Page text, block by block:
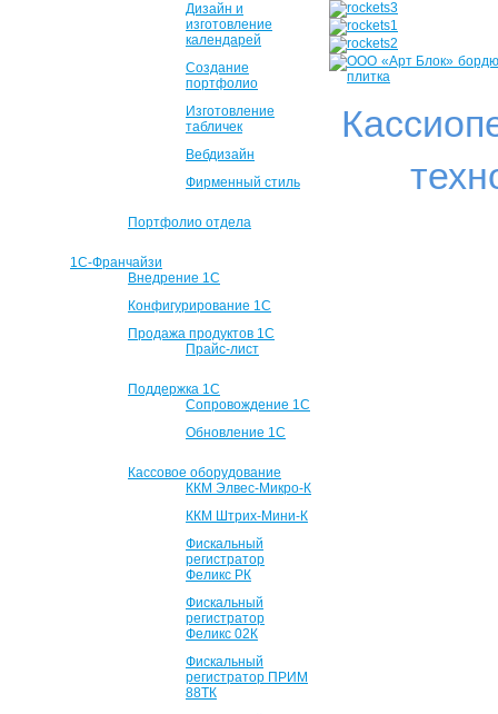
Дизайн и
изготовление
календарей
Создание
портфолио
Изготовление
табличек
Вебдизайн
Фирменный стиль
Портфолио отдела
1С-Франчайзи
Внедрение 1С
Конфигурирование 1С
Продажа продуктов 1С
Прайс-лист
Поддержка 1С
Сопровождение 1С
Обновление 1С
Кассовое оборудование
ККМ Элвес-Микро-К
ККМ Штрих-Мини-К
Фискальный
регистратор
Феликс РК
Фискальный
регистратор
Феликс 02К
Фискальный
регистратор ПРИМ
88ТК